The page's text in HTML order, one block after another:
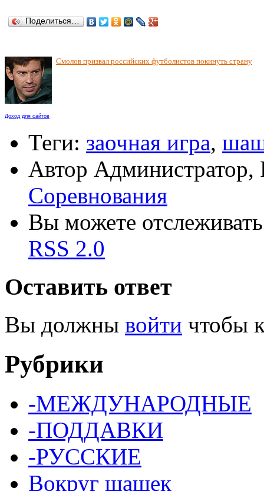
Поделиться…
Смолов призвал российских футболистов покинуть страну
Доход для сайтов
Теги: заочная игра,
Автор
Соревнования
Вы можете отслеживать
RSS 2.0
Оставить ответ
Вы должны войти чтобы
Рубрики
-МЕЖДУНАРОДНЫЕ
-ПОДДАВКИ
-РУССКИЕ
Вокруг шашек